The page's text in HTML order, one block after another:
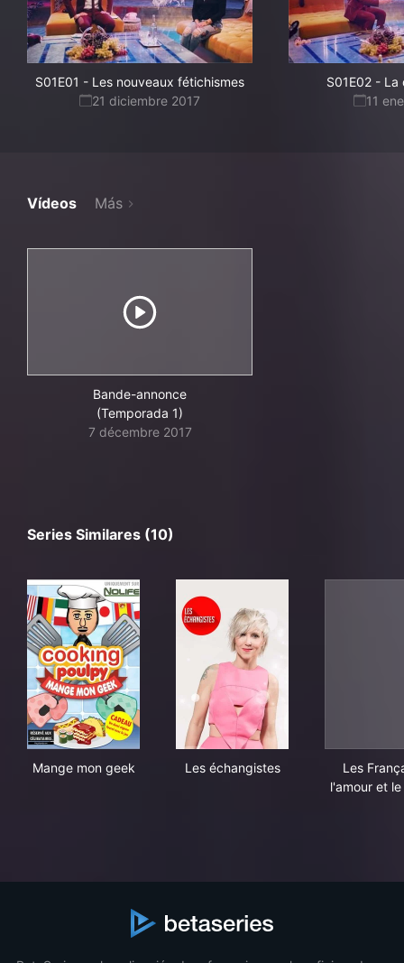
S01E01 - Les nouveaux fétichismes
21 diciembre 2017
S01E02 - La
11
Vídeos Más
Bande-annonce
(Temporada 1)
7 décembre 2017
Series Similares (10)
Mange mon geek Les échangistes
Les
l'amour et